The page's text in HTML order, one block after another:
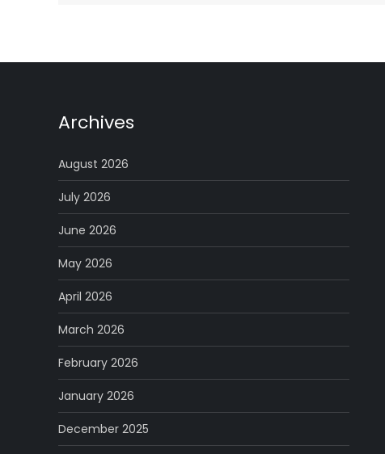
Archives
August 2026
July 2026
June 2026
May 2026
April 2026
March 2026
February 2026
January 2026
December 2025